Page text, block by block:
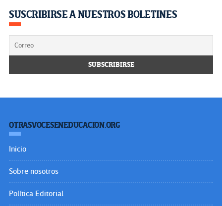
SUSCRIBIRSE A NUESTROS BOLETINES
OTRASVOCESENEDUCACION.ORG
Inicio
Sobre nosotros
Política Editorial